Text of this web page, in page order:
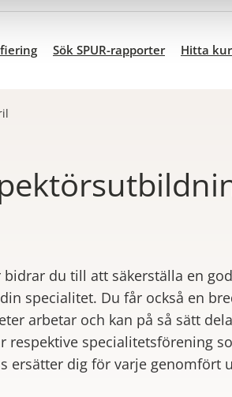
Sök SPUR-rapporter Hitta
bidrar du till att säkerställa en god
specialitet. Du får också en
arbetar och kan på så sätt
respektive specialitetsförening
ersätter dig för varje genomfört